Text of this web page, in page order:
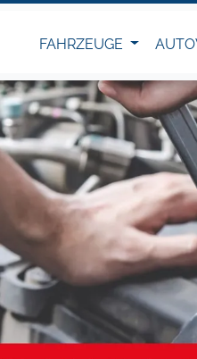
FAHRZEUGE